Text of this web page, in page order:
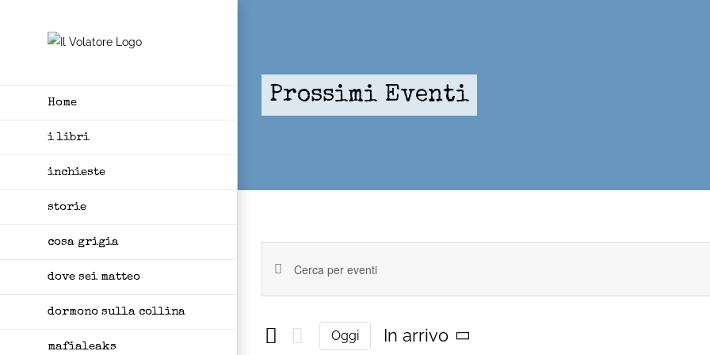
Home
i libri
inchieste
storie
cosa grigia
dove sei matteo
dormono sulla collina
mafialeaks
Prossimi Eventi
Eventi
Ricerca
viste
Inserisci
Parola
Cerca
Oggi
In arrivo